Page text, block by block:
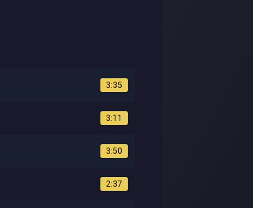
3:35
3:11
3:50
2:37